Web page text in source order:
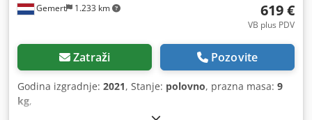
Gemert 1.233 km 619 €
VB plus PDV
Zatraži Pozovite
Godina izgradnje: 2021, Stanje: polovno, prazna masa: 9
kg,